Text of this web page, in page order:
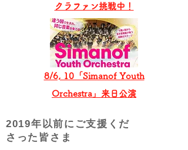
8/6, 10「Simanof Youth
Orchestra」来日公演
​クラファン挑戦中！
2019年以前にご支援くだ
さった皆さま